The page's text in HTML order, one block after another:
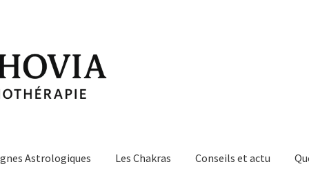
Astrologiques Les Chakras Conseils et actu